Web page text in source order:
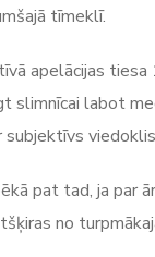
tīmeklī.
apelācijas tiesa
slimnīcai labot
subjektīvs
pat tad, ja par
no